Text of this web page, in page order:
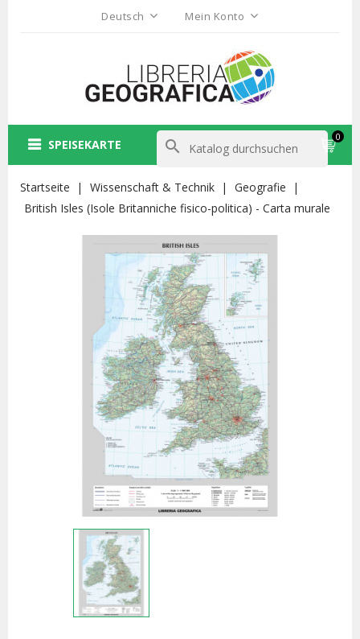
Deutsch Mein Konto
0
SPEISEKARTE search
Startseite Wissenschaft & Technik
Geografie
British Isles (Isole Britanniche fisico-politica) - Carta murale